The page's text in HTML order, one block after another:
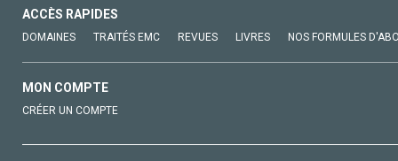
ACCÈS RAPIDES
DOMAINES TRAITÉS EMC REVUES LIVRES NOS FORMULES
MON COMPTE
CRÉER UN COMPTE